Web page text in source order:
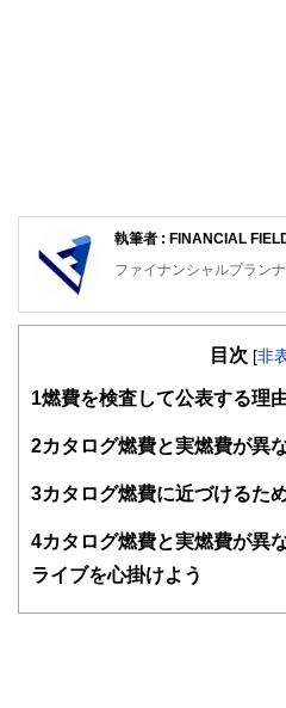
執筆者 : FINANCIAL
ファイナンシャルプラン
FinancialField編集部は、
知識がない方でも理解で
得者を中心に「お金や暮
験者で構成され、企画立
護士、税理士、宅地建物
ドバイザー、DCプランナ
士、行政書士、投資アナ
目次 [非
1 燃費を検査して公表する理
2カタログ燃費と実燃費が異
3カタログ燃費に近づけるた
4カタログ燃費と実燃費が異
ライブを心掛けよう